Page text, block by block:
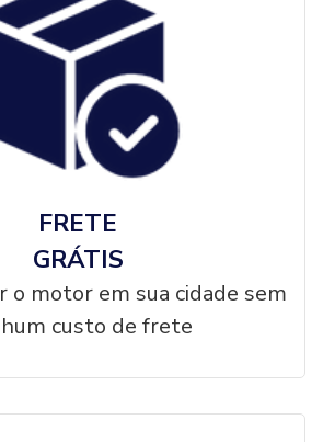
FRETE
GRÁTIS
o motor em sua cidade sem
custo de frete